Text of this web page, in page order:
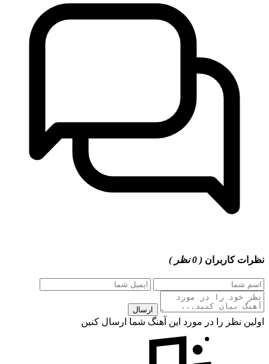
نظرات کاربران ( 0 نظر )
ارسال
اولین نظر را در مورد این آهنگ شما ارسال کنین